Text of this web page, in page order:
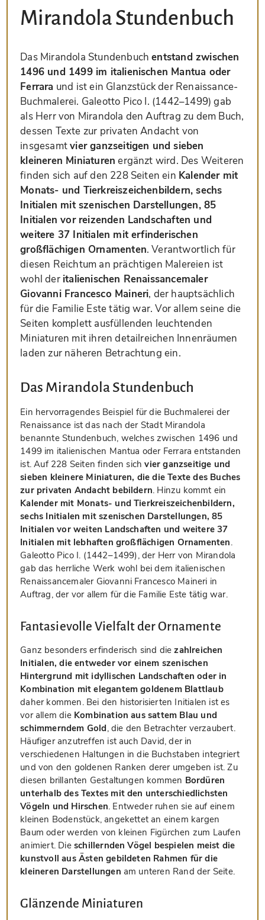
Mirandola Stundenbuch
Das Mirandola Stundenbuchentstand zwischen
1496 und 1499 im italienischen Mantua oder
Ferrara und ist ein Glanzstück der Renaissance-
Buchmalerei. Galeotto Pico I. (1442–1499) gab
als Herr von Mirandola den Auftrag zu dem Buch,
dessen Texte zur privaten Andacht von
insgesamtvier ganzseitigen und sieben
kleineren Miniaturen ergänzt wird. Des Weiteren
finden sich auf den 228 Seiten ein Kalender mit
Monats- und Tierkreiszeichenbildern, sechs
Initialen mit szenischen Darstellungen, 85
Initialen vor reizenden Landschaften und
weitere 37 Initialen mit erfinderischen
großflächigen Ornamenten. Verantwortlich für
diesen Reichtum an prächtigen Malereien ist
wohl der italienischen Renaissancemaler
Giovanni Francesco Maineri, der hauptsächlich
für die Familie Este tätig war. Vor allem seine die
Seiten komplett ausfüllenden leuchtenden
Miniaturen mit ihren detailreichen Innenräumen
laden zur näheren Betrachtung ein.
Das Mirandola Stundenbuch
Ein hervorragendes Beispiel für die Buchmalerei der
Renaissance ist das nach der Stadt Mirandola
benannte Stundenbuch, welches zwischen 1496 und
1499 im italienischen Mantua oder Ferrara entstanden
ist. Auf 228 Seiten finden sichvier ganzseitige und
sieben kleinere Miniaturen, die die Texte des Buches
zur privaten Andacht bebildern. Hinzu kommt ein
Kalender mit Monats- und Tierkreiszeichenbildern,
sechs Initialen mit szenischen Darstellungen, 85
Initialen vor weiten Landschaften und weitere 37
Initialen mit lebhaften großflächigen Ornamenten.
Galeotto Pico I. (1442–1499), der Herr von Mirandola
gab das herrliche Werk wohl bei dem italienischen
Renaissancemaler Giovanni Francesco Maineri in
Auftrag, der vor allem für die Familie Este tätig war.
Fantasievolle Vielfalt der Ornamente
Ganz besonders erfinderisch sind diezahlreichen
Initialen, die entweder vor einem szenischen
Hintergrund mit idyllischen Landschaften oder in
Kombination mit elegantem goldenem Blattlaub
daher kommen. Bei den historisierten Initialen ist es
vor allem die Kombination aus sattem Blau und
schimmerndem Gold, die den Betrachter verzaubert.
Häufiger anzutreffen ist auch David, der in
verschiedenen Haltungen in die Buchstaben integriert
und von den goldenen Ranken derer umgeben ist. Zu
diesen brillanten Gestaltungen kommen Bordüren
unterhalb des Textes mit den unterschiedlichsten
Vögeln und Hirschen. Entweder ruhen sie auf einem
kleinen Bodenstück, angekettet an einem kargen
Baum oder werden von kleinen Figürchen zum Laufen
animiert. Die schillernden Vögel bespielen meist die
kunstvoll aus Ästen gebildeten Rahmen für die
kleineren Darstellungen am unteren Rand der Seite.
Glänzende Miniaturen